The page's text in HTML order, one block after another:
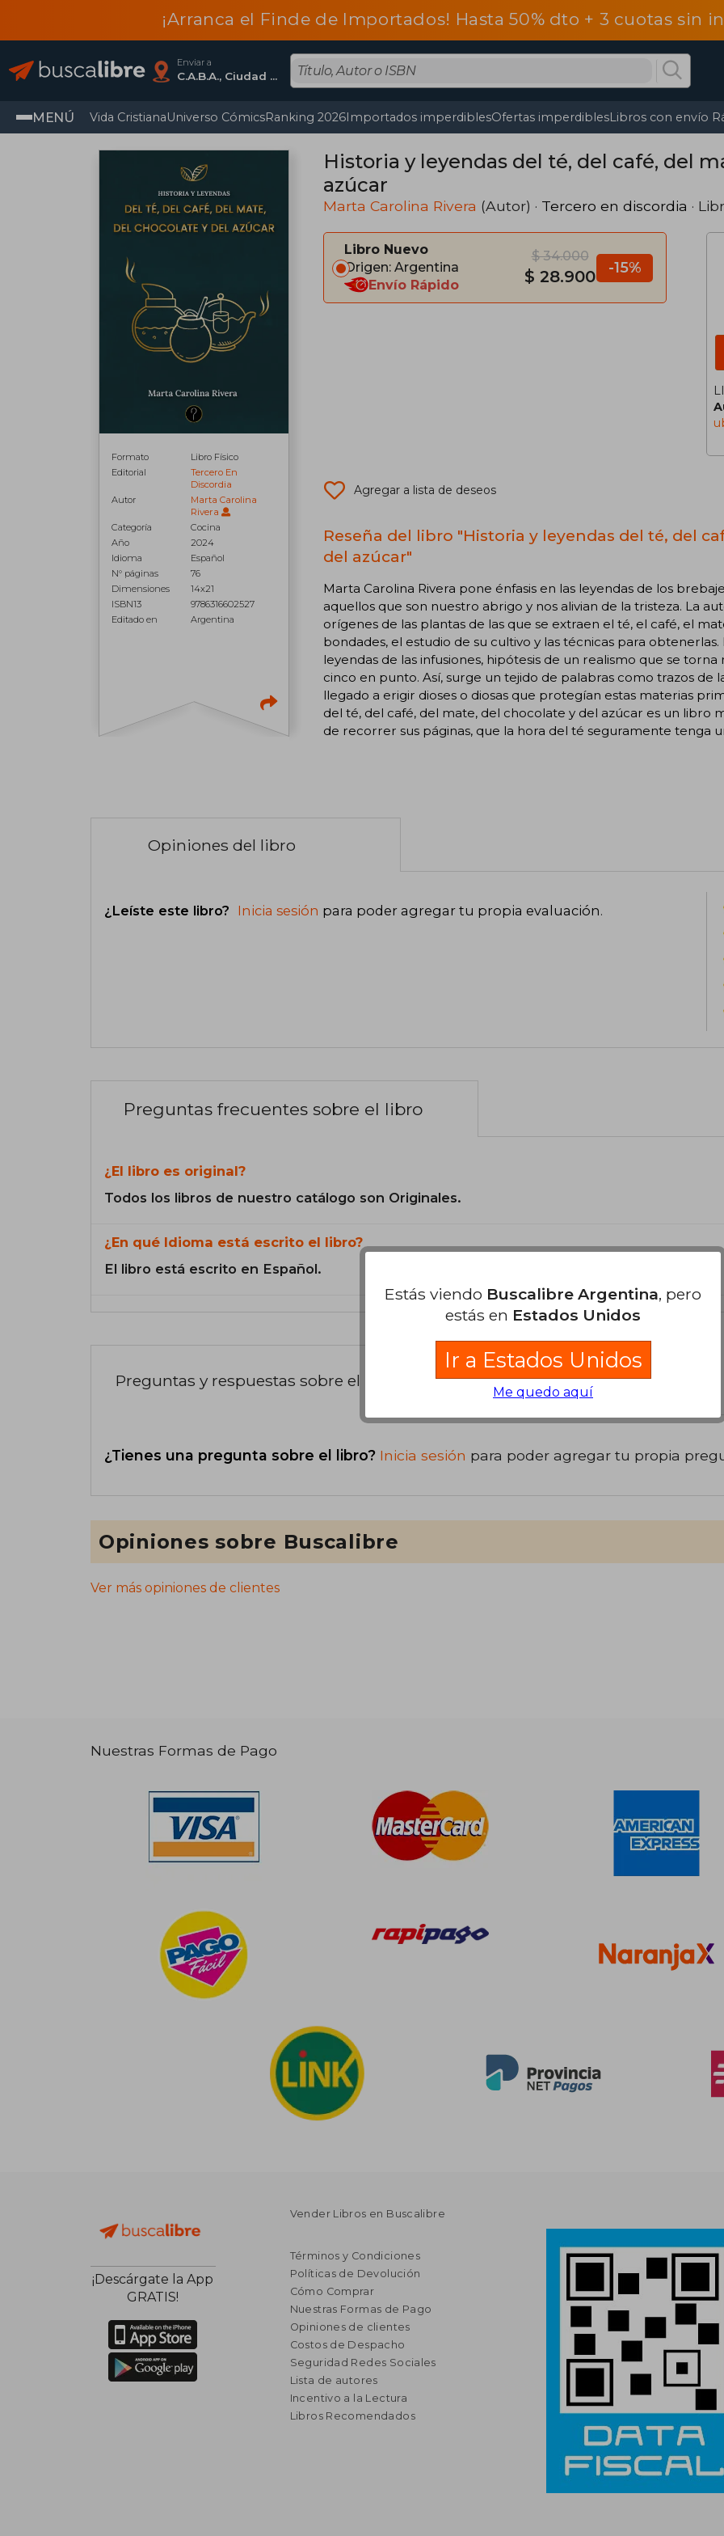
¡Arranca el Finde de Importados! Hasta 50% dto + 3 cuotas sin
Enviar a
C.A.B.A., Ciudad Autónoma De Buenos Aires
MENÚ Vida CristianaUniverso CómicsRanking 2026Importados imperdiblesOfertas imperdiblesLibros con envío
Formato
Libro Físico
Editorial
Tercero En
Discordia
Autor
Marta Carolina
Rivera
Categoría
Cocina
Año
2024
Idioma
Español
N° páginas
76
Dimensiones
14x21
ISBN13
9786316602527
Editado en
Argentina
Historia y leyendas del té, del café, del
azúcar
Marta Carolina Rivera (Autor) · Tercero en discordia ·
Libro Nuevo
Origen: Argentina
Envío Rápido
$ 34.000
$ 28.900 -15%
Agregar a lista de deseos
Reseña del libro "Historia y leyendas del té, del
del azúcar"
Marta Carolina Rivera pone énfasis en las leyendas de los
aquellos que son nuestro abrigo y nos alivian de la tristeza. La
orígenes de las plantas de las que se extraen el té, el café, el
bondades, el estudio de su cultivo y las técnicas para
leyendas de las infusiones, hipótesis de un realismo que se
cinco en punto. Así, surge un tejido de palabras como trazos de
llegado a erigir dioses o diosas que protegían estas materias
del té, del café, del mate, del chocolate y del azúcar es un libro
de recorrer sus páginas, que la hora del té seguramente tenga
Opiniones del libro
¿Leíste este libro? Inicia sesión para poder agregar tu propia evaluación.
Preguntas frecuentes sobre el libro
¿El libro es original?
Todos los libros de nuestro catálogo son Originales.
¿En qué Idioma está escrito el libro?
El libro está escrito en Español.
Preguntas y respuestas sobre el libro
¿Tienes una pregunta sobre el libro? Inicia sesión para poder agregar tu propia
Opiniones sobre Buscalibre
Ver más opiniones de clientes
Nuestras Formas de Pago
¡Descárgate la App
GRATIS!
Vender Libros en Buscalibre
Términos y Condiciones
Políticas de Devolución
Cómo Comprar
Nuestras Formas de Pago
Opiniones de clientes
Costos de Despacho
Seguridad Redes Sociales
Lista de autores
Incentivo a la Lectura
Libros Recomendados
Estás viendo Buscalibre Argentina, pero
estás en Estados Unidos
Ir a Estados Unidos
Me quedo aquí